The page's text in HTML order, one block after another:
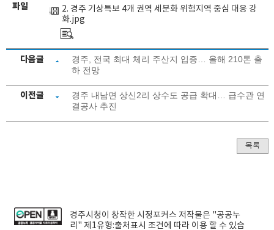
파일
2. 경주 기상특보 4개 권역 세분화 위험지역 중심 대응 강
화.jpg
다음글
경주, 전국 최대 체리 주산지 입증… 올해 210톤 출
하 전망
이전글
경주 내남면 상신2리 상수도 공급 확대… 급수관 연
결공사 추진
목록
경주시청이 창작한시정포커스 저작물은 "공공누
리"제1유형:출처표시 조건에 따라 이용 할 수 있습